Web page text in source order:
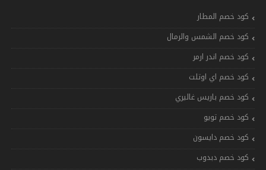
كود خصم المطار
كود خصم الشمس والرمال
كود خصم اندر ارمر
كود خصم اي اوتلت
كود خصم باريس غاليري
كود خصم تويو
كود خصم دايسون
كود خصم دبدوب